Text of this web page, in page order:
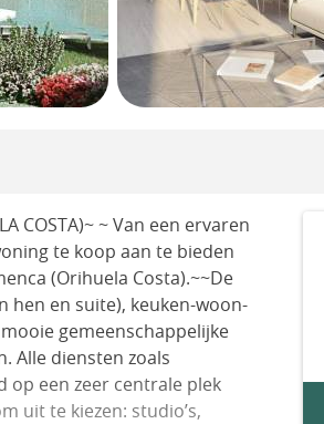
COSTA)~ ~ Van een ervaren
te koop aan te bieden
(Orihuela Costa).~~De
hen en suite), keuken-woon-
gemeenschappelijke
Alle diensten zoals
op een zeer centrale plek
uit te kiezen: studio’s,